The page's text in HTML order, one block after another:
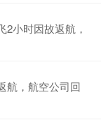
小时因故返航，
航，航空公司回